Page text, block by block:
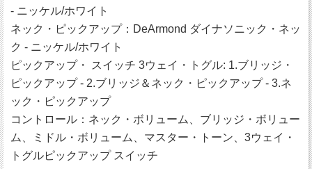
- ニッケル/ホワイト
ネック・ピックアップ：DeArmond ダイナソニック・ネッ
ク - ニッケル/ホワイト
ピックアップ・ スイッチ 3ウェイ・トグル: 1.ブリッジ・
ピックアップ - 2.ブリッジ＆ネック・ピックアップ - 3.ネ
ック・ピックアップ
コントロール：ネック・ボリューム、ブリッジ・ボリュー
ム、ミドル・ボリューム、マスター・トーン、3ウェイ・
トグルピックアップ スイッチ